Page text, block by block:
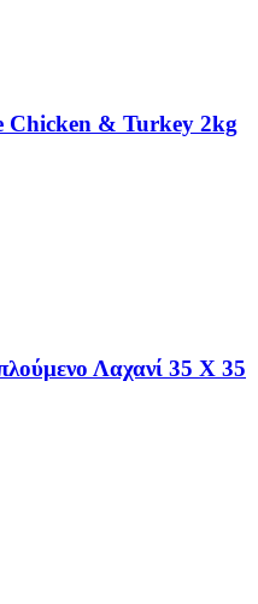
Chicken & Turkey 2kg
Λαχανί 35 Χ 35